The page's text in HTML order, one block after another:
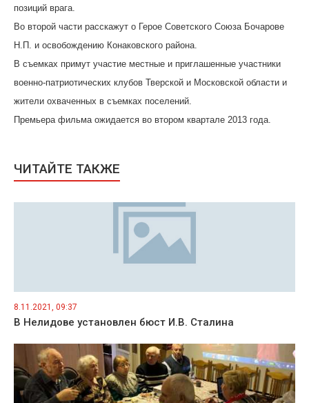
позиций врага.
Во второй части расскажут о Герое Советского Союза Бочарове
Н.П. и освобождению Конаковского района.
В съемках примут участие местные и приглашенные участники
военно-патриотических клубов Тверской и Московской области и
жители охваченных в съемках поселений.
Премьера фильма ожидается во втором квартале 2013 года.
ЧИТАЙТЕ ТАКЖЕ
8.11.2021, 09:37
В Нелидове установлен бюст И.В. Сталина